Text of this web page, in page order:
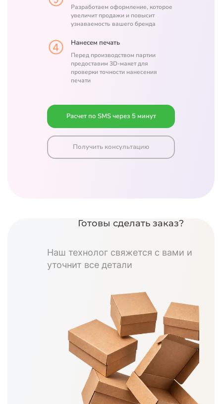
Разработаем оформление, которое
увеличит продажи и повысит
узнаваемость вашего бренда
Нанесем печать
Перед производством партии
предоставим 3D-макет для
проверки точности нанесения
печати
Расчет по SMS через 5 минут
Получить консультацию
Готовы сделать заказ?
Наш технолог свяжется с вами и
уточнит все детали